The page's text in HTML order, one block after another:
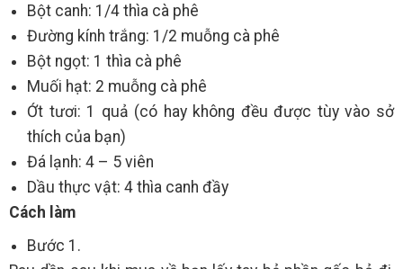
Bột canh: 1/4 thìa cà phê
Đường kính trắng: 1/2 muỗng cà phê
Bột ngọt: 1 thìa cà phê
Muối hạt: 2 muỗng cà phê
Ớt tươi: 1 quả (có hay không đều được tùy vào sở
thích của bạn)
Đá lạnh: 4 – 5 viên
Dầu thực vật: 4 thìa canh đầy
Cách làm
Bước 1.